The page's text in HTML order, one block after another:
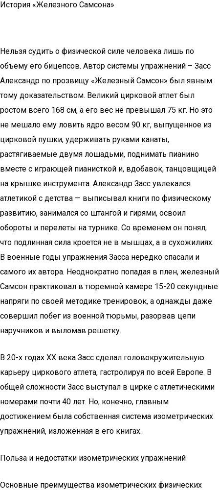
История «Железного Самсона»
Нельзя судить о физической силе человека лишь по
объему его бицепсов. Автор системы упражнений – Засс
Александр по прозвищу «Железный Самсон» был явным
тому доказательством. Великий цирковой атлет был
ростом всего 168 см, а его вес не превышал 75 кг. Но это
не мешало ему ловить ядро весом 90 кг, выпущенное из
цирковой пушки, удерживать руками канаты,
растягиваемые двумя лошадьми, поднимать пианино
вместе с играющей пианисткой и, вдобавок, танцовщицей
на крышке инструмента. Александр Засс увлекался
атлетикой с детства — выписывал книги по физическому
развитию, занимался со штангой и гирями, освоил
обороты и перелеты на турнике. Со временем он понял,
что подлинная сила кроется не в мышцах, а в сухожилиях.
В военные годы упражнения Засса нередко спасали и
самого их автора. Неоднократно попадая в плен, железный
Самсон практиковал в тюремной камере 15-20 секундные
напряги по своей методике тренировок, а однажды даже
совершил побег из военной тюрьмы, разорвав цепи
наручников и выломав решетку.
В 20-х годах ХХ века Засс сделал головокружительную
карьеру циркового атлета, гастролируя по всей Европе. В
общей сложности Засс выступал в цирке с атлетическими
номерами почти 40 лет. Но, конечно, главным
достижением была собственная система изометрических
упражнений, изложенная в его книгах.
Польза и недостатки изометрических упражнений
Основные преимущества изометрических физических